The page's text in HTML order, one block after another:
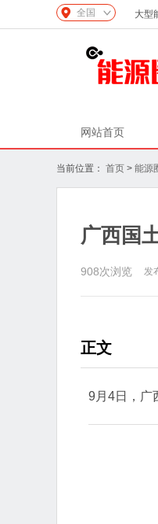
全国 大型
网站首页
当前位置： 首页 > 能源
广西国
908次浏览 发
正文
9月4日，广